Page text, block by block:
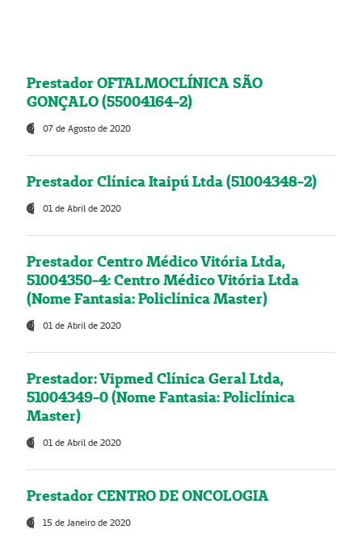
Prestador OFTALMOCLÍNICA SÃO
GONÇALO (55004164-2)
07 de Agosto de 2020
Prestador Clínica Itaipú Ltda (51004348-2)
01 de Abril de 2020
Prestador Centro Médico Vitória Ltda,
51004350-4: Centro Médico Vitória Ltda
(Nome Fantasia: Policlínica Master)
01 de Abril de 2020
Prestador: Vipmed Clínica Geral Ltda,
51004349-0 (Nome Fantasia: Policlínica
Master)
01 de Abril de 2020
Prestador CENTRO DE ONCOLOGIA
15 de Janeiro de 2020